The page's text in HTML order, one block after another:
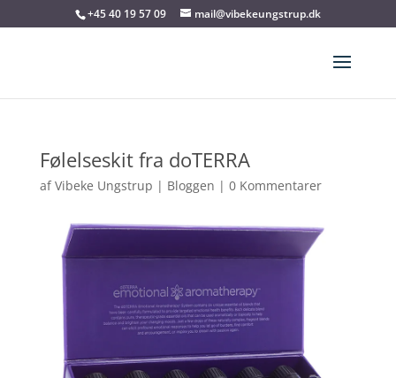
+45 40 19 57 09 mail@vibekeungstrup.dk
Følelseskit fra doTERRA
afVibeke Ungstrup | Bloggen | 0 Kommentarer